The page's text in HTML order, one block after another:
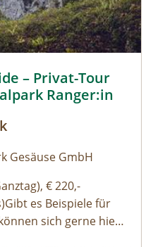
– Privat-Tour
Ranger:in
Gesäuse GmbH
€ 220,-
es Beispiele für
sich gerne hier